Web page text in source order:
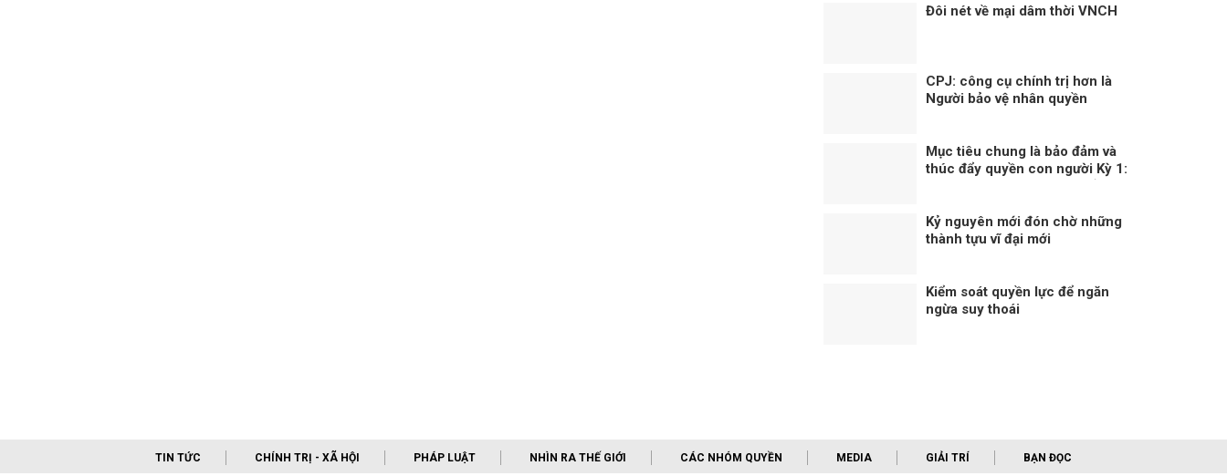
Đôi nét về mại dâm thời VNCH
CPJ: công cụ chính trị hơn là
Người bảo vệ nhân quyền
Mục tiêu chung là bảo đảm và
thúc đẩy quyền con người Kỳ 1:
Kỷ nguyên mới đón chờ những
thành tựu vĩ đại mới
Kiểm soát quyền lực để ngăn
ngừa suy thoái
TIN TỨC CHÍNH TRỊ - XÃ HỘI PHÁP LUẬT NHÌN RA THẾ GIỚI CÁC NHÓM QUYỀN MEDIA GIẢI TRÍ BẠN ĐỌC